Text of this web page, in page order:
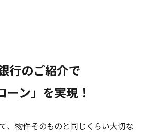
行のご紹介で
ーン」を実現！
、物件そのものと同じくらい大切な